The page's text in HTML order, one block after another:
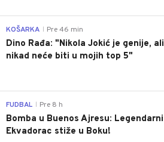
KOŠARKA Pre 46 min
Dino Rađa: "Nikola Jokić je genije, ali
nikad neće biti u mojih top 5"
FUDBAL Pre 8 h
Bomba u Buenos Ajresu: Legendarni
Ekvadorac stiže u Boku!